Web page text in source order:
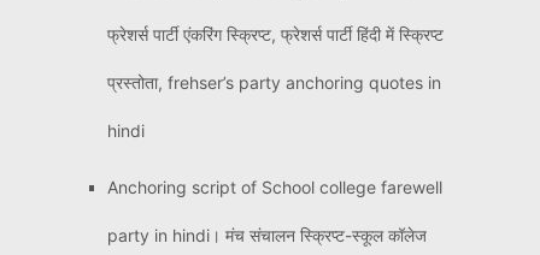
फ्रेशर्स पार्टी एंकरिंग स्क्रिप्ट, फ्रेशर्स पार्टी हिंदी में स्क्रिप्ट
प्रस्तोता, frehser’s party anchoring quotes in
hindi
Anchoring script of School college farewell
party in hindi। मंच संचालन स्क्रिप्ट-स्कूल कॉलेज